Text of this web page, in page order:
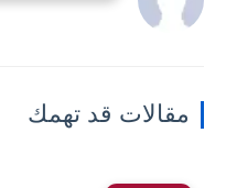
مقالات قد تهمك